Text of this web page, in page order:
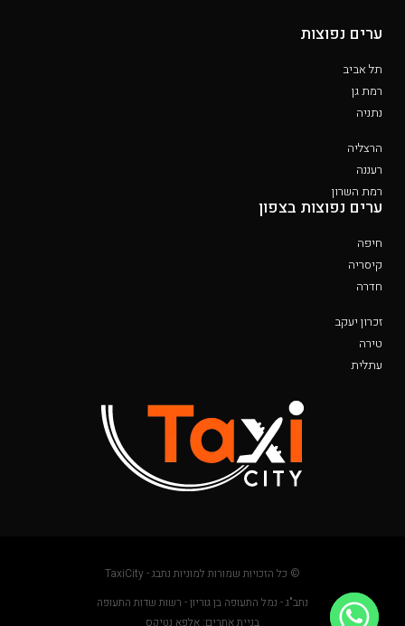
ערים נפוצות
תל אביב
רמת גן
נתניה
הרצליה
רעננה
רמת השרון
ערים נפוצות בצפון
חיפה
קיסריה
חדרה
זכרון יעקב
טירה
עתלית
© כל הזכויות שמורות למוניות נתבג - TaxiCity
נתב"ג - נמל התעופה בן גוריון - רשות שדות התעופה
בניית אתרים: אלפא נטיקס